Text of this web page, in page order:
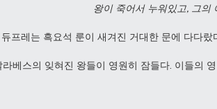
왕이 죽어서 누워있고, 그의
프레는 흑요석 룬이 새겨진 거대한 문에 다다
라베스의 잊혀진 왕들이 영원히 잠들다. 이들의